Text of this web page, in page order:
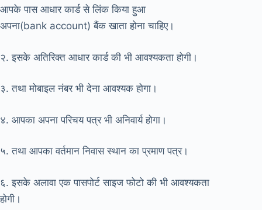
आपके पास आधार कार्ड से लिंक किया हुआ
अपना(bank account) बैंक खाता होना चाहिए।
२. इसके अतिरिक्त आधार कार्ड की भी आवश्यकता होगी।
३. तथा मोबाइल नंबर भी देना आवश्यक होगा।
४. आपका अपना परिचय पत्र भी अनिवार्य होगा।
५. तथा आपका वर्तमान निवास स्थान का प्रमाण पत्र।
६. इसके अलावा एक पासपोर्ट साइज फोटो की भी आवश्यकता
होगी।